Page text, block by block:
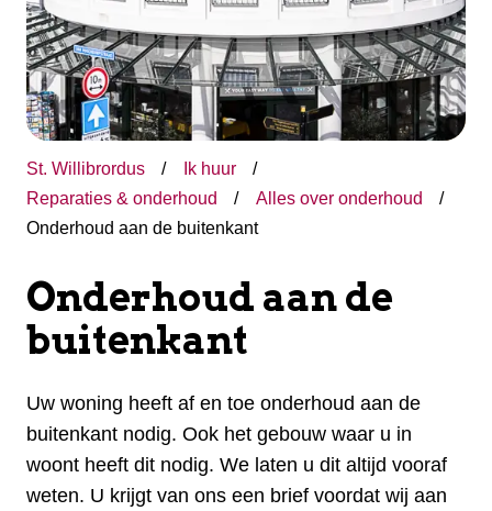
St. Willibrordus
Ik huur
Reparaties & onderhoud
Alles over onderhoud
Onderhoud aan de buitenkant
Onderhoud aan de
buitenkant
Uw woning heeft af en toe onderhoud aan de
buitenkant nodig. Ook het gebouw waar u in
woont heeft dit nodig. We laten u dit altijd vooraf
weten. U krijgt van ons een brief voordat wij aan